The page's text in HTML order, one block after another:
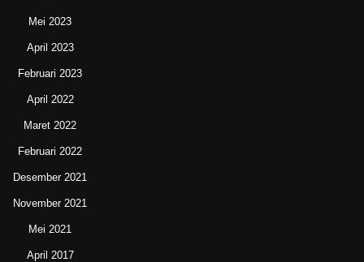
Mei 2023
April 2023
Februari 2023
April 2022
Maret 2022
Februari 2022
Desember 2021
November 2021
Mei 2021
April 2017